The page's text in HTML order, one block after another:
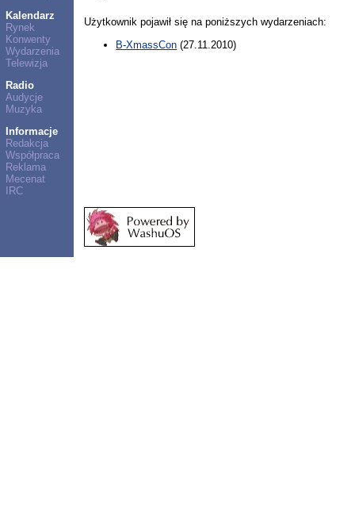
Kalendarz
Rynek
Konwenty
Wydarzenia
Telewizja
Radio
Audycje
Muzyka
Informacje
Redakcja
Współpraca
Reklama
Mecenat
IRC
Użytkownik pojawił się na poniższych wydarzeniach:
B-XmassCon (27.11.2010)